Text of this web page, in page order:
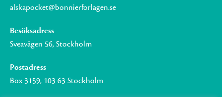
alskapocket@bonnierforlagen.se
Besöksadress
Sveavägen 56, Stockholm
Postadress
Box 3159, 103 63 Stockholm